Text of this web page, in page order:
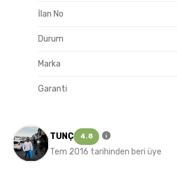
İlan No
Durum
Marka
Garanti
TUNÇ 4.8
Tem 2016 tarihinden beri üye